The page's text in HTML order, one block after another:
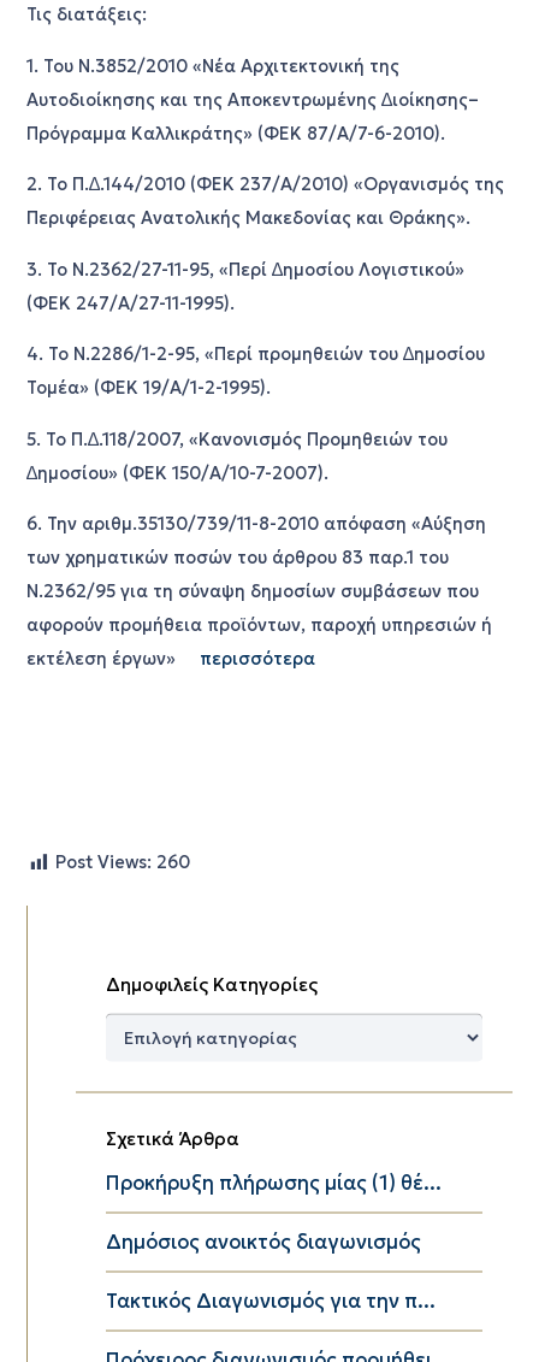
Τις διατάξεις:
1. Του Ν.3852/2010 «Νέα Αρχιτεκτονική της
Αυτοδιοίκησης και της Αποκεντρωµένης ∆ιοίκησης–
Πρόγραµµα Καλλικράτης» (ΦΕΚ 87/Α/7-6-2010).
2. Το Π.∆.144/2010 (ΦΕΚ 237/Α/2010) «Οργανισµός της
Περιφέρειας Ανατολικής Μακεδονίας και Θράκης».
3. Το Ν.2362/27-11-95, «Περί ∆ηµοσίου Λογιστικού»
(ΦΕΚ 247/Α/27-11-1995).
4. Το Ν.2286/1-2-95, «Περί προµηθειών του ∆ηµοσίου
Τοµέα» (ΦΕΚ 19/Α/1-2-1995).
5. Το Π.∆.118/2007, «Κανονισµός Προµηθειών του
∆ηµοσίου» (ΦΕΚ 150/Α/10-7-2007).
6. Την αριθµ.35130/739/11-8-2010 απόφαση «Αύξηση
των χρηµατικών ποσών του άρθρου83 παρ.1 του
Ν.2362/95 για τη σύναψη δηµοσίων συµβάσεων που
αφορούν προµήθεια προϊόντων, παροχή υπηρεσιών ή
εκτέλεση έργων» περισσότερα
Post Views: 260
Δημοφιλείς Κατηγορίες
Δημοφιλείς
Σχετικά Άρθρα
Προκήρυξη πλήρωσης μίας (1) θέ...
Δημόσιος ανοικτός διαγωνισμός
Τακτικός Διαγωνισμός για την π...